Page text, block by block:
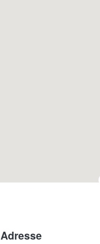
Adresse